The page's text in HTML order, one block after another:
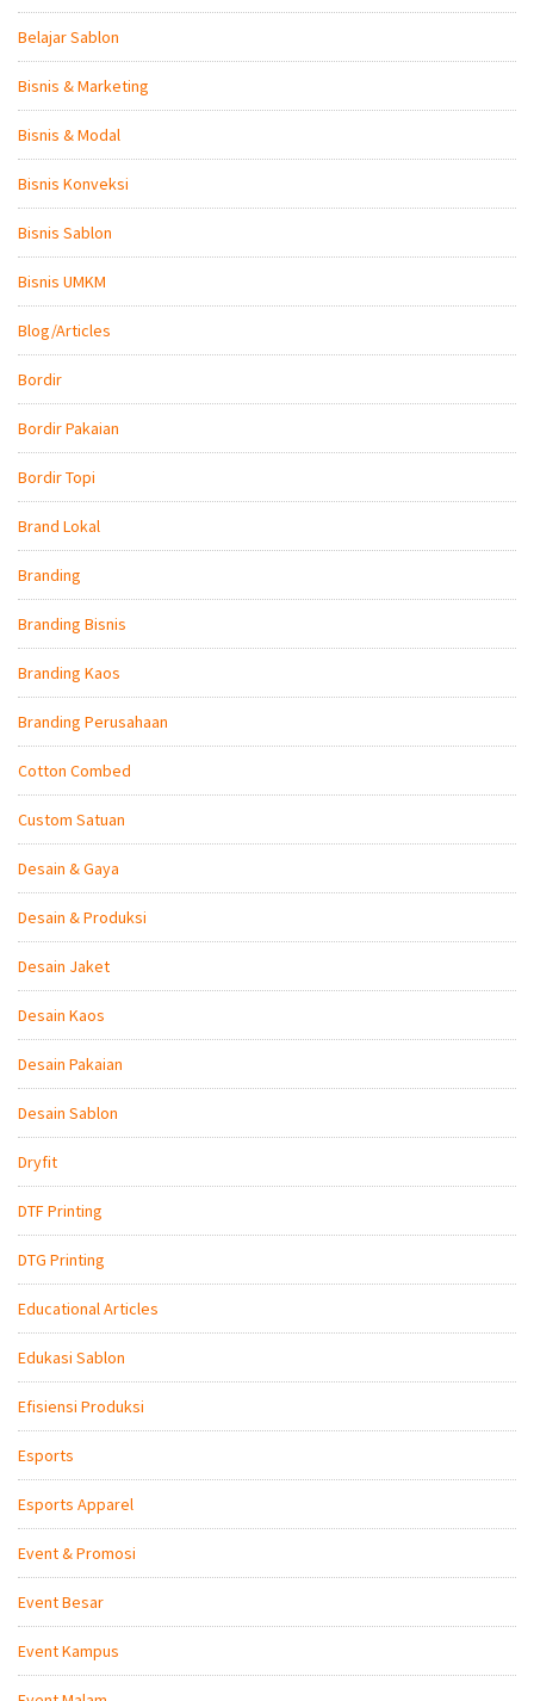
Belajar Sablon
Bisnis & Marketing
Bisnis & Modal
Bisnis Konveksi
Bisnis Sablon
Bisnis UMKM
Blog/Articles
Bordir
Bordir Pakaian
Bordir Topi
Brand Lokal
Branding
Branding Bisnis
Branding Kaos
Branding Perusahaan
Cotton Combed
Custom Satuan
Desain & Gaya
Desain & Produksi
Desain Jaket
Desain Kaos
Desain Pakaian
Desain Sablon
Dryfit
DTF Printing
DTG Printing
Educational Articles
Edukasi Sablon
Efisiensi Produksi
Esports
Esports Apparel
Event & Promosi
Event Besar
Event Kampus